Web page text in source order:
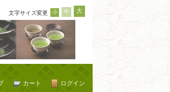
文字サイズ変更 小 中 大
ログイン
カート